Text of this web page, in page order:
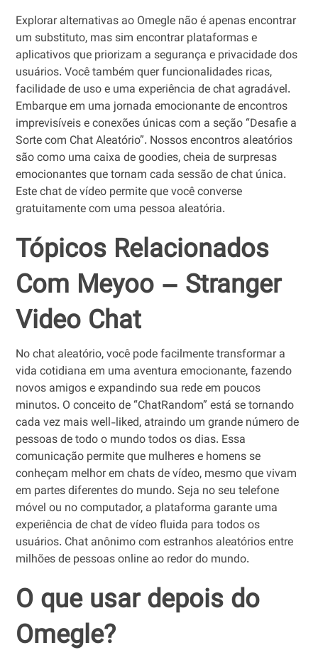
Explorar alternativas ao Omegle não é apenas encontrar
um substituto, mas sim encontrar plataformas e
aplicativos que priorizam a segurança e privacidade dos
usuários. Você também quer funcionalidades ricas,
facilidade de uso e uma experiência de chat agradável.
Embarque em uma jornada emocionante de encontros
imprevisíveis e conexões únicas com a seção “Desafie a
Sorte com Chat Aleatório”. Nossos encontros aleatórios
são como uma caixa de goodies, cheia de surpresas
emocionantes que tornam cada sessão de chat única.
Este chat de vídeo permite que você converse
gratuitamente com uma pessoa aleatória.
Tópicos Relacionados
Com Meyoo – Stranger
Video Chat
No chat aleatório, você pode facilmente transformar a
vida cotidiana em uma aventura emocionante, fazendo
novos amigos e expandindo sua rede em poucos
minutos. O conceito de “ChatRandom” está se tornando
cada vez mais well-liked, atraindo um grande número de
pessoas de todo o mundo todos os dias. Essa
comunicação permite que mulheres e homens se
conheçam melhor em chats de vídeo, mesmo que vivam
em partes diferentes do mundo. Seja no seu telefone
móvel ou no computador, a plataforma garante uma
experiência de chat de vídeo fluida para todos os
usuários. Chat anônimo com estranhos aleatórios entre
milhões de pessoas online ao redor do mundo.
O que usar depois do
Omegle?